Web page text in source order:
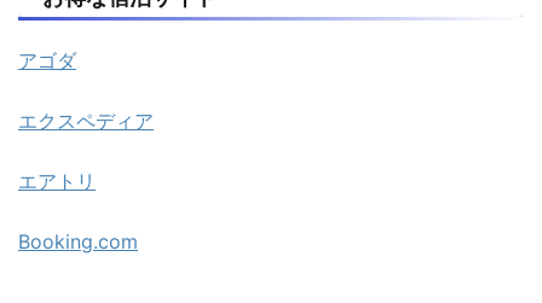
アゴダ
エクスペディア
エアトリ
Booking.com